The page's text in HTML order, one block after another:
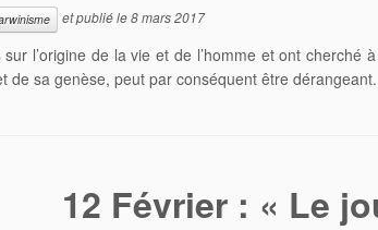
et publié le8 mars 2017
l’origine de la vie et de l’homme et ont
de sa genèse, peut par conséquent être
12 Février : « Le